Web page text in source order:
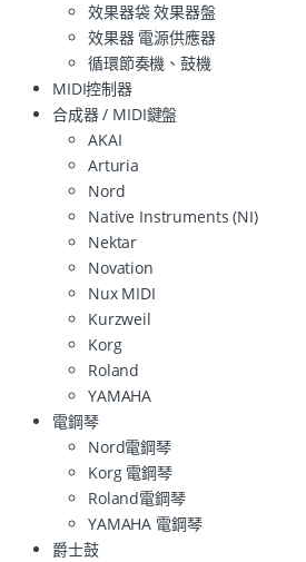
效果器袋 效果器盤
效果器 電源供應器
循環節奏機、鼓機
MIDI控制器
合成器 / MIDI鍵盤
AKAI
Arturia
Nord
Native Instruments (NI)
Nektar
Novation
Nux MIDI
Kurzweil
Korg
Roland
YAMAHA
電鋼琴
Nord電鋼琴
Korg 電鋼琴
Roland電鋼琴
YAMAHA 電鋼琴
爵士鼓